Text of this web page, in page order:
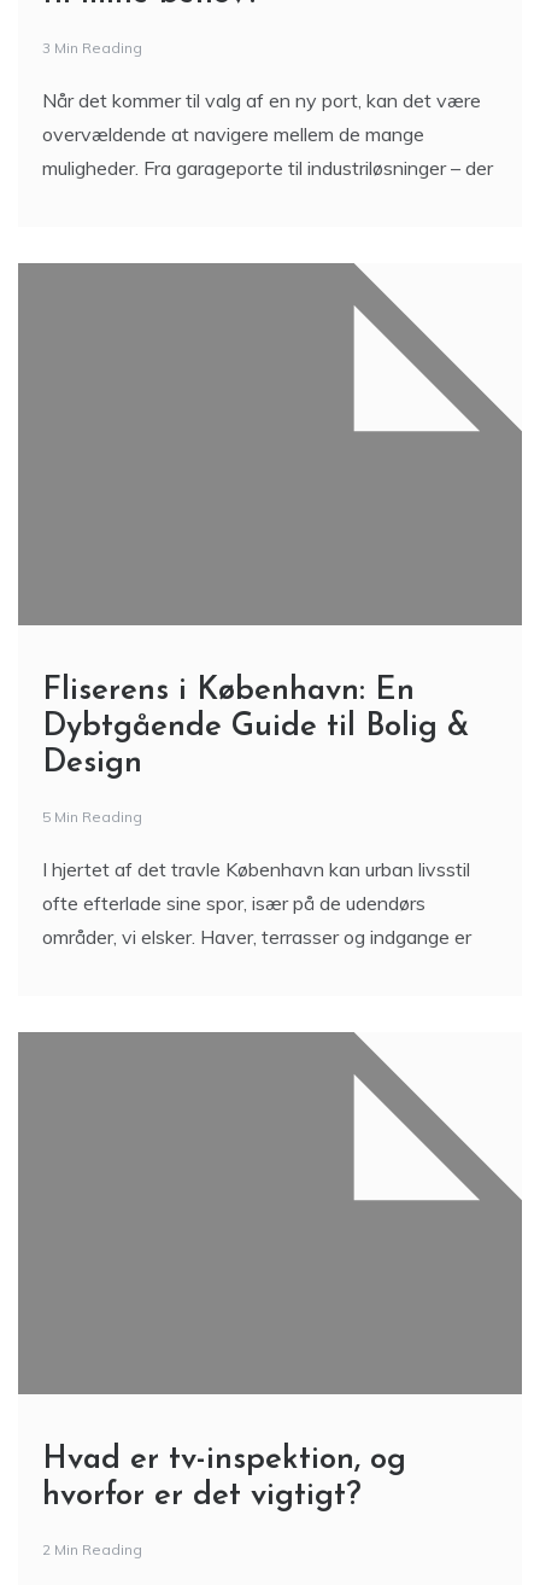
3 Min Reading
Når det kommer til valg af en ny port, kan det være
overvældende at navigere mellem de mange
muligheder. Fra garageporte til industriløsninger – der
Fliserens i København: En
Dybtgående Guide til Bolig &
Design
5 Min Reading
I hjertet af det travle København kan urban livsstil
ofte efterlade sine spor, især på de udendørs
områder, vi elsker. Haver, terrasser og indgange er
Hvad er tv-inspektion, og
hvorfor er det vigtigt?
2 Min Reading